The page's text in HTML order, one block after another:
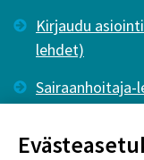
Kirjaudu
lehdet)
Sairaanhoitaja-